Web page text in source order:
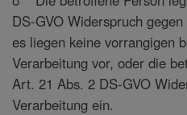
DS-GVO Widerspruch
es liegen keine vorrangigen
Verarbeitung vor, oder die
Art. 21 Abs. 2 DS-GVO
Verarbeitung ein.